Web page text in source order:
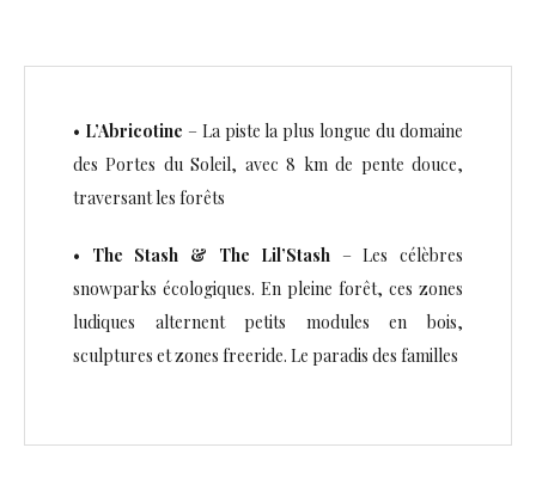
• L’Abricotine – La piste la plus longue du domaine
des Portes du Soleil, avec 8 km de pente douce,
traversant les forêts
• The Stash & The Lil’Stash – Les célèbres
snowparks écologiques. En pleine forêt, ces zones
ludiques alternent petits modules en bois,
sculptures et zones freeride. Le paradis des familles